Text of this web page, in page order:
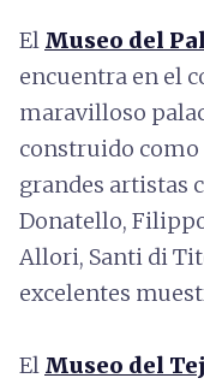
El Museo del
encuentra en el
maravilloso
construido como
grandes artistas
Donatello,
Allori, Santi di
excelentes
El Museo del